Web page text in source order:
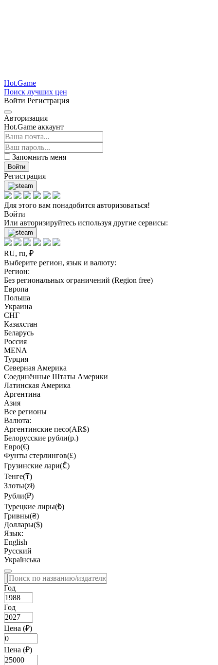
Hot.Game
Поиск лучших цен
Войти Регистрация
Авторизация
Hot.Game аккаунт
Запомнить меня
Войти
Регистрация
Для этого вам понадобится авторизоваться!
Войти
Или авторизируйтесь используя другие сервисы:
RU, ru, ₽
Выберите регион, язык и валюту:
Регион:
Без региональных ограничений (Region free)
Европа
Польша
Украина
СНГ
Казахстан
Беларусь
Россия
MENA
Турция
Северная Америка
Соединённые Штаты Америки
Латинская Америка
Аргентина
Азия
Все регионы
Валюта:
Аргентинские песо(AR$)
Белорусские рубли(р.)
Евро(€)
Фунты стерлингов(£)
Грузинские лари(₾)
Тенге(₸)
Злоты(zł)
Рубли(₽)
Турецкие лиры(₺)
Гривны(₴)
Доллары($)
Язык:
English
Русский
Українська
Год
Год
Цена (₽)
Цена (₽)